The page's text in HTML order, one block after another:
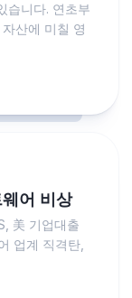
습니다. 연초부
산에 미칠 영
어 비상
美 기업대출
업계 직격탄,